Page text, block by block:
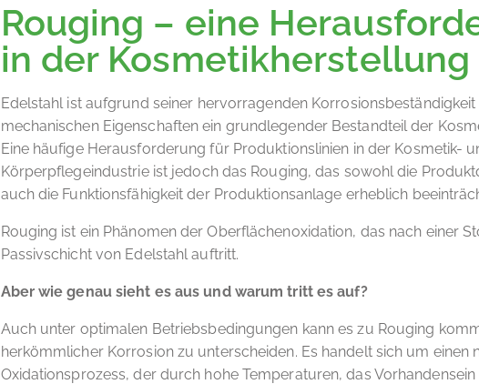
Rouging – eine
in der Kosmetikherstellung
Edelstahl ist aufgrund seiner hervorragenden Korrosionsbeständigkeit
mechanischen Eigenschaften ein grundlegender Bestandteil der
Eine häufige Herausforderung für Produktionslinien in der Kosmetik-
Körperpflegeindustrie ist jedoch das Rouging, das sowohl die
auch die Funktionsfähigkeit der Produktionsanlage erheblich
Rouging ist ein Phänomen der Oberflächenoxidation, das nach einer
Passivschicht von Edelstahl auftritt.
Aber wie genau sieht es aus und warum tritt es auf?
Auch unter optimalen Betriebsbedingungen kann es zu Rouging
herkömmlicher Korrosion zu unterscheiden. Es handelt sich um einen
Oxidationsprozess, der durch hohe Temperaturen, das Vorhandensein